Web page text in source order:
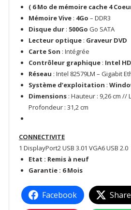
( 6 Mo de mémoire cache 4
Mémoire Vive: 4Go – DDR3
Disque dur: 500Go Go SATA
Lecteur optique: Graveur DVD
Carte Son : Intégrée
Contrôleur graphique: Intel
Réseau : Intel 82579LM – Gigabit
Système d’exploitation :
Dimensions: Hauteur : 9,26 cm //
Profondeur : 31,2 cm
CONNECTIVITE
1 DisplayPort2 USB 3.01 VGA6 USB 2.0
Etat : Remis à neuf
Garantie : 6 Mois
Facebook